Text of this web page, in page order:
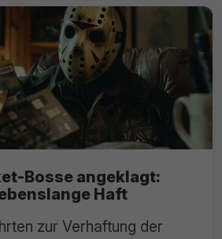
Bosse angeklagt:
Haft
zur Verhaftung der